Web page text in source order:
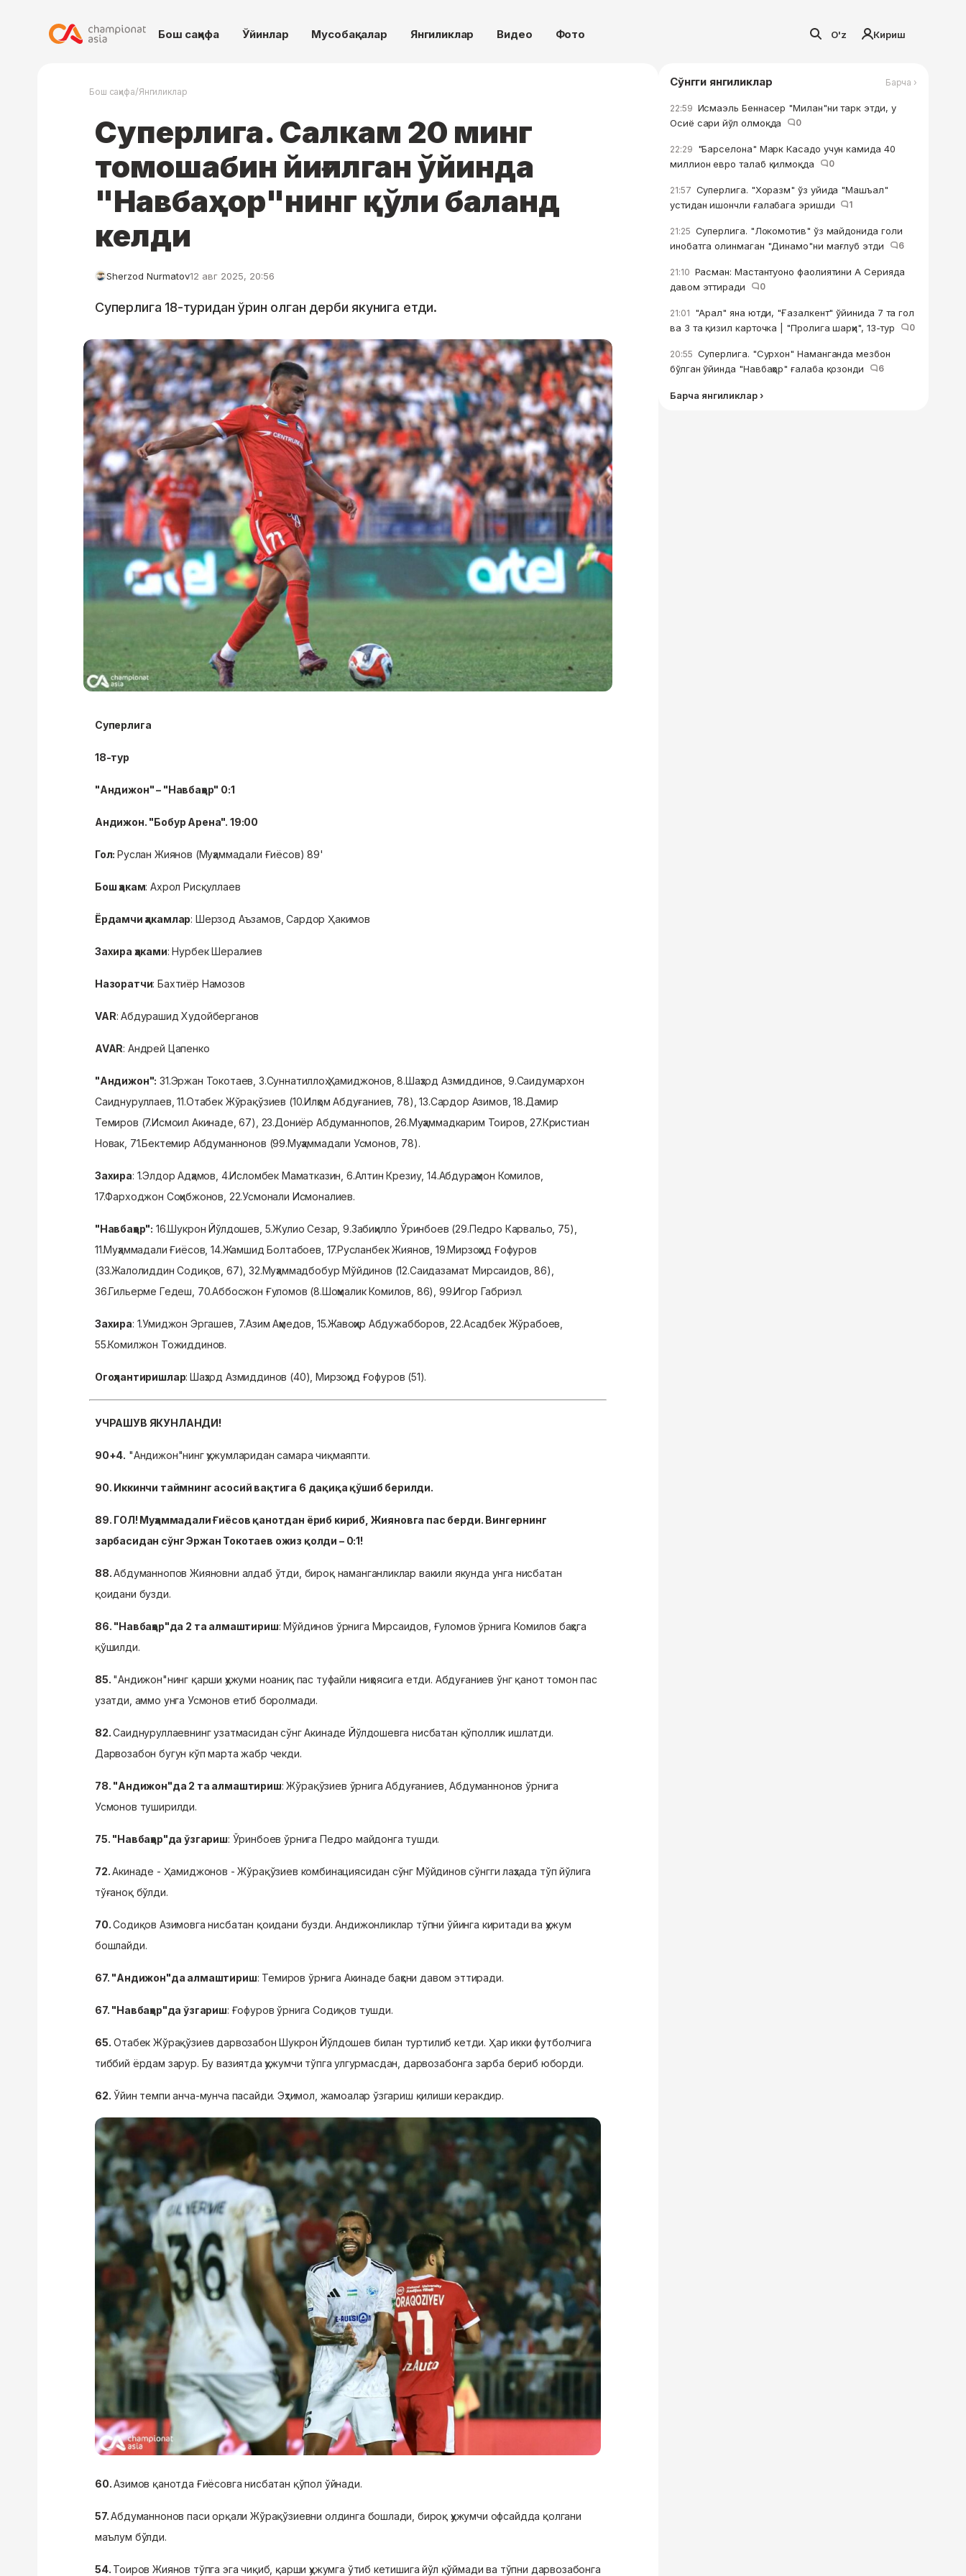
Бош саҳифа Ўйинлар Мусобақалар Янгиликлар Видео Фото O'z Кириш
Бош саҳифа/Янгиликлар
Суперлига. Салкам 20 минг
томошабин йиғилган ўйинда
"Навбаҳор"нинг қўли баланд
келди
Sherzod Nurmatov12 авг 2025, 20:56
Суперлига 18-туридан ўрин олган дерби якунига етди.
Суперлига
18-тур
"Андижон" – "Навбаҳор" 0:1
Андижон. "Бобур Арена". 19:00
Гол:Руслан Жиянов (Муҳаммадали Ғиёсов) 89'
Бош ҳакам: Ахрол Рисқуллаев
Ёрдамчи ҳакамлар: Шерзод Аъзамов, Сардор Ҳакимов
Захира ҳаками: Нурбек Шералиев
Назоратчи: Бахтиёр Намозов
VAR: Абдурашид Худойберганов
AVAR: Андрей Цапенко
"Андижон": 31.Эржан Токотаев, 3.Суннатиллоҳ Ҳамиджонов, 8.Шаҳзод Азмиддинов, 9.Саидумархон
Саиднуруллаев, 11.Отабек Жўрақўзиев (10.Илҳом Абдуғаниев, 78), 13.Сардор Азимов, 18.Дамир
Темиров (7.Исмоил Акинаде, 67), 23.Дониёр Абдуманнопов, 26.Муҳаммадкарим Тоиров, 27.Кристиан
Новак, 71.Бектемир Абдуманнонов (99.Муҳаммадали Усмонов, 78).
Захира: 1.Элдор Адҳамов, 4.Исломбек Маматказин, 6.Алтин Крезиу, 14.Абдураҳмон Комилов,
17.Фарходжон Соҳибжонов, 22.Усмонали Исмоналиев.
"Навбаҳор": 16.Шукрон Йўлдошев, 5.Жулио Сезар, 9.Забиҳилло Ўринбоев (29.Педро Карвальо, 75),
11.Муҳаммадали Ғиёсов, 14.Жамшид Болтабоев, 17.Русланбек Жиянов, 19.Мирзоҳид Ғофуров
(33.Жалолиддин Содиқов, 67), 32.Муҳаммадбобур Мўйдинов (12.Саидазамат Мирсаидов, 86),
36.Гильерме Гедеш, 70.Аббосжон Ғуломов (8.Шоҳмалик Комилов, 86), 99.Игор Габриэл.
Захира: 1.Умиджон Эргашев, 7.Азим Аҳмедов, 15.Жавоҳир Абдужабборов, 22.Асадбек Жўрабоев,
55.Комилжон Тожиддинов.
Огоҳлантиришлар: Шаҳзод Азмиддинов (40), Мирзоҳид Ғофуров (51).
УЧРАШУВ ЯКУНЛАНДИ!
90+4. "Андижон"нинг ҳужумларидан самара чиқмаяпти.
90. Иккинчи таймнинг асосий вақтига 6 дақиқа қўшиб берилди.
89. ГОЛ! Муҳаммадали Ғиёсов қанотдан ёриб кириб, Жияновга пас берди. Вингернинг
зарбасидан сўнг Эржан Токотаев ожиз қолди – 0:1!
88.Абдуманнопов Жияновни алдаб ўтди, бироқ наманганликлар вакили якунда унга нисбатан
қоидани бузди.
86. "Навбаҳор"да 2 та алмаштириш: Мўйдинов ўрнига Мирсаидов, Ғуломов ўрнига Комилов баҳсга
қўшилди.
85. "Андижон"нинг қарши ҳужуми ноаниқ пас туфайли ниҳоясига етди. Абдуғаниев ўнг қанот томон пас
узатди, аммо унга Усмонов етиб боролмади.
82.Саиднуруллаевнинг узатмасидан сўнг Акинаде Йўлдошевга нисбатан қўполлик ишлатди.
Дарвозабон бугун кўп марта жабр чекди.
78. "Андижон"да 2 та алмаштириш: Жўрақўзиев ўрнига Абдуғаниев, Абдуманнонов ўрнига
Усмонов туширилди.
75. "Навбаҳор"да ўзгариш: Ўринбоев ўрнига Педро майдонга тушди.
72.Акинаде - Ҳамиджонов - Жўрақўзиев комбинациясидан сўнг Мўйдинов сўнгги лаҳзада тўп йўлига
тўғаноқ бўлди.
70.Содиқов Азимовга нисбатан қоидани бузди. Андижонликлар тўпни ўйинга киритади ва ҳужум
бошлайди.
67. "Андижон"да алмаштириш: Темиров ўрнига Акинаде баҳсни давом эттиради.
67. "Навбаҳор"да ўзгариш: Ғофуров ўрнига Содиқов тушди.
65. Отабек Жўрақўзиев дарвозабон Шукрон Йўлдошев билан туртилиб кетди. Ҳар икки футболчига
тиббий ёрдам зарур. Бу вазиятда ҳужумчи тўпга улгурмасдан, дарвозабонга зарба бериб юборди.
62. Ўйин темпи анча-мунча пасайди. Эҳтимол, жамоалар ўзгариш қилиши керакдир.
60.Азимов қанотда Ғиёсовга нисбатан қўпол ўйнади.
57.Абдуманнонов паси орқали Жўрақўзиевни олдинга бошлади, бироқ ҳужумчи офсайдда қолгани
маълум бўлди.
54. Тоиров Жиянов тўпга эга чиқиб, қарши ҳужумга ўтиб кетишига йўл қўймади ва тўпни дарвозабонга
Сўнгги янгиликлар Барча ›
22:59 Исмаэль Беннасер "Милан"ни тарк этди, у
Осиё сари йўл олмоқда
0
22:29 "Барселона" Марк Касадо учун камида 40
миллион евро талаб қилмоқда
0
21:57 Суперлига. "Хоразм" ўз уйида "Машъал"
устидан ишончли ғалабага эришди
1
21:25 Суперлига. "Локомотив" ўз майдонида голи
инобатга олинмаган "Динамо"ни мағлуб этди
6
21:10 Расман: Мастантуоно фаолиятини А Серияда
давом эттиради
0
21:01 "Арал" яна ютди, "Ғазалкент" ўйинида 7 та гол
ва 3 та қизил карточка | "Пролига шарҳи", 13-тур
0
20:55 Суперлига. "Сурхон" Наманганда мезбон
бўлган ўйинда "Навбаҳор" ғалаба қозонди
6
Барча янгиликлар ›